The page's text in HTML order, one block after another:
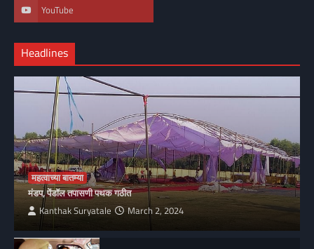
YouTube
Headlines
महत्वाच्या बातम्या
मंडप, पेंडॉल तपासणी पथक गठीत
Kanthak Suryatale March 2, 2024